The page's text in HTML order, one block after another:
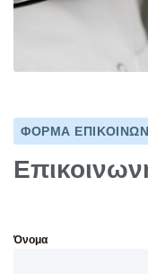
ΦΟΡΜΑ
Όνομα